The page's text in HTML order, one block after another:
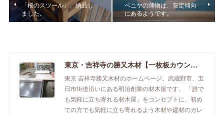
「桜のスツール」、納品し
ました。
ベニヤの薄物は、安定傾向
にあるようです。
東京・吉祥寺の勝又木材【一枚板カウンター】
東京 吉祥寺勝又木材のホームページ。武蔵野市、五
日市街道沿いにある明治創業の材木屋です。 「誰で
も気軽に立ち寄れる材木屋」をコンセプトに、初め
ての方でも気軽に立ち寄れるよう木材や建材のガレ